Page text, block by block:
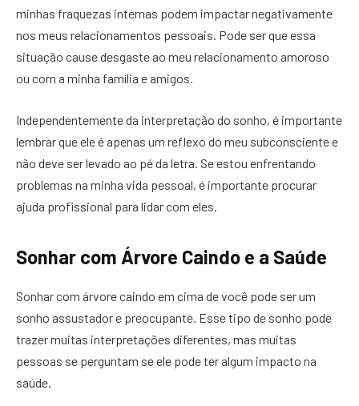
minhas fraquezas internas podem impactar negativamente
nos meus relacionamentos pessoais. Pode ser que essa
situação cause desgaste ao meu relacionamento amoroso
ou com a minha família e amigos.
Independentemente da interpretação do sonho, é importante
lembrar que ele é apenas um reflexo do meu subconsciente e
não deve ser levado ao pé da letra. Se estou enfrentando
problemas na minha vida pessoal, é importante procurar
ajuda profissional para lidar com eles.
Sonhar com Árvore Caindo e a Saúde
Sonhar com árvore caindo em cima de você pode ser um
sonho assustador e preocupante. Esse tipo de sonho pode
trazer muitas interpretações diferentes, mas muitas
pessoas se perguntam se ele pode ter algum impacto na
saúde.